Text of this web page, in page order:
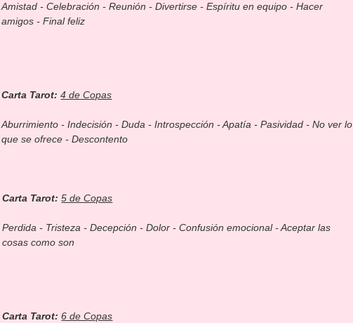
Amistad - Celebración - Reunión - Divertirse - Espíritu en equipo - Hacer
amigos - Final feliz
Carta Tarot:4 de Copas
Aburrimiento - Indecisión - Duda - Introspección - Apatía - Pasividad - No ver lo
que se ofrece - Descontento
Carta Tarot:5 de Copas
Perdida - Tristeza - Decepción - Dolor - Confusión emocional - Aceptar las
cosas como son
Carta Tarot:6 de Copas